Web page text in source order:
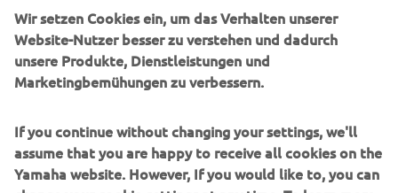
UNTERNEHMEN
B2B
MEHR YAMAHA
SUPPORT
Wir setzen Cookies ein, um das Verhalten unserer
Website-Nutzer besser zu verstehen und dadurch
unsere Produkte, Dienstleistungen und
Marketingbemühungen zu verbessern.
If you continue without changing your settings, we'll
assume that you are happy to receive all cookies on the
Yamaha website. However, If you would like to, you can
change your cookie settings at any time. To learn more